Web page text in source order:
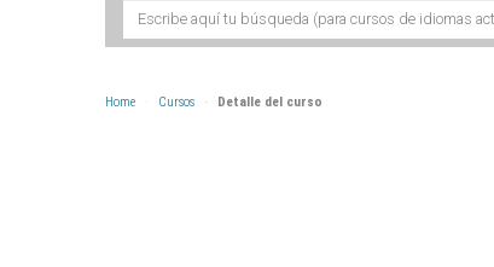
Home Cursos Detalle del curso